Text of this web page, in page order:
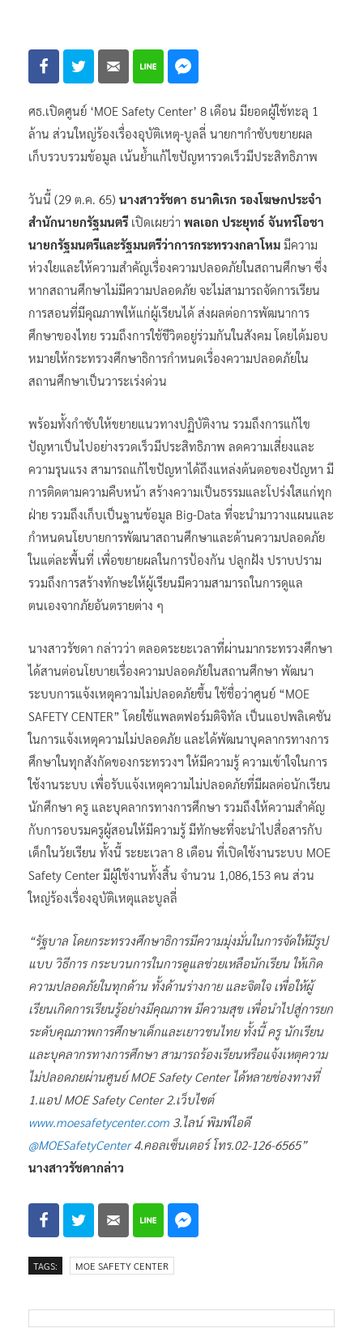
ศธ.เปิดศูนย์ ‘MOE Safety Center’ 8 เดือน มียอดผู้ใช้ทะลุ 1
ล้าน ส่วนใหญ่ร้องเรื่องอุบัติเหตุ-บูลลี่ นายกฯกำชับขยายผล
เก็บรวบรวมข้อมูล เน้นย้ำแก้ไขปัญหารวดเร็วมีประสิทธิภาพ
วันนี้ (29 ต.ค. 65) นางสาวรัชดา ธนาดิเรก รองโฆษกประจำ
สำนักนายกรัฐมนตรี เปิดเผยว่า พลเอก ประยุทธ์ จันทร์โอชา
นายกรัฐมนตรีและรัฐมนตรีว่าการกระทรวงกลาโหม มีความ
ห่วงใยและให้ความสำคัญเรื่องความปลอดภัยในสถานศึกษา ซึ่ง
หากสถานศึกษาไม่มีความปลอดภัย จะไม่สามารถจัดการเรียน
การสอนที่มีคุณภาพให้แก่ผู้เรียนได้ ส่งผลต่อการพัฒนาการ
ศึกษาของไทย รวมถึงการใช้ชีวิตอยู่ร่วมกันในสังคม โดยได้มอบ
หมายให้กระทรวงศึกษาธิการกำหนดเรื่องความปลอดภัยใน
สถานศึกษาเป็นวาระเร่งด่วน
พร้อมทั้งกำชับให้ขยายแนวทางปฏิบัติงาน รวมถึงการแก้ไข
ปัญหาเป็นไปอย่างรวดเร็วมีประสิทธิภาพ ลดความเสี่ยงและ
ความรุนแรง สามารถแก้ไขปัญหาได้ถึงแหล่งต้นตอของปัญหา มี
การติดตามความคืบหน้า สร้างความเป็นธรรมและโปร่งใสแก่ทุก
ฝ่าย รวมถึงเก็บเป็นฐานข้อมูล Big-Data ที่จะนำมาวางแผนและ
กำหนดนโยบายการพัฒนาสถานศึกษาและด้านความปลอดภัย
ในแต่ละพื้นที่ เพื่อขยายผลในการป้องกัน ปลูกฝัง ปราบปราม
รวมถึงการสร้างทักษะให้ผู้เรียนมีความสามารถในการดูแล
ตนเองจากภัยอันตรายต่าง ๆ
นางสาวรัชดา กล่าวว่า ตลอดระยะเวลาที่ผ่านมากระทรวงศึกษา
ได้สานต่อนโยบายเรื่องความปลอดภัยในสถานศึกษา พัฒนา
ระบบการแจ้งเหตุความไม่ปลอดภัยขึ้น ใช้ชื่อว่าศูนย์ “MOE
SAFETY CENTER” โดยใช้แพลตฟอร์มดิจิทัล เป็นแอปพลิเคชัน
ในการแจ้งเหตุความไม่ปลอดภัย และได้พัฒนาบุคลากรทางการ
ศึกษาในทุกสังกัดของกระทรวงฯ ให้มีความรู้ ความเข้าใจในการ
ใช้งานระบบ เพื่อรับแจ้งเหตุความไม่ปลอดภัยที่มีผลต่อนักเรียน
นักศึกษา ครู และบุคลากรทางการศึกษา รวมถึงให้ความสำคัญ
กับการอบรมครูผู้สอนให้มีความรู้ มีทักษะที่จะนำไปสื่อสารกับ
เด็กในวัยเรียน ทั้งนี้ ระยะเวลา 8 เดือน ที่เปิดใช้งานระบบ MOE
Safety Center มีผู้ใช้งานทั้งสิ้น จำนวน 1,086,153 คน ส่วน
ใหญ่ร้องเรื่องอุบัติเหตุและบูลลี่
“รัฐบาล โดยกระทรวงศึกษาธิการมีความมุ่งมั่นในการจัดให้มีรูป
แบบ วิธีการ กระบวนการในการดูแลช่วยเหลือนักเรียน ให้เกิด
ความปลอดภัยในทุกด้าน ทั้งด้านร่างกาย และจิตใจ เพื่อให้ผู้
เรียนเกิดการเรียนรู้อย่างมีคุณภาพ มีความสุข เพื่อนำไปสู่การยก
ระดับคุณภาพการศึกษาเด็กและเยาวชนไทย ทั้งนี้ ครู นักเรียน
และบุคลากรทางการศึกษา สามารถร้องเรียนหรือแจ้งเหตุความ
ไม่ปลอดภยผ่านศูนย์ MOE Safety Center ได้หลายช่องทางที่
1.แอป MOE Safety Center 2.เว็บไซต์
www.moesafetycenter.com 3.ไลน์ พิมพ์ไอดี
@MOESafetyCenter4.คอลเซ็นเตอร์ โทร.02-126-6565”
นางสาวรัชดากล่าว
TAGS: MOE SAFETY CENTER